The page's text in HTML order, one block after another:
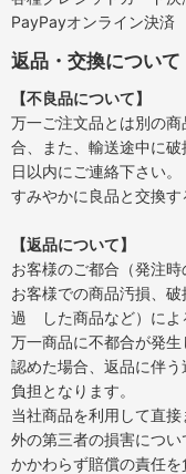
PayPayオンライン決済
返品・交換について
【不良品について】
万一ご注文品とは別の
合、また、輸送途中に
日以内にご連絡下さい。
すみやかに良品と交換す
【返品について】
お客様のご都合（発注
お客様での商品汚損、
過 した商品など）によ
万一商品に不都合が発
認めた場合、返品に伴
負担となります。
当社商品を利用して直
外の第三者の損害につ
かかわらず賠償の責任を